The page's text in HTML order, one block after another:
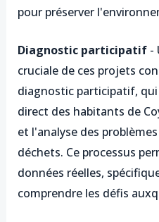
pour préserver
Diagnostic participatif-
cruciale de ces projets
diagnostic participatif,
direct des habitants de
et l'analyse des
déchets. Ce processus
données réelles,
comprendre les défis